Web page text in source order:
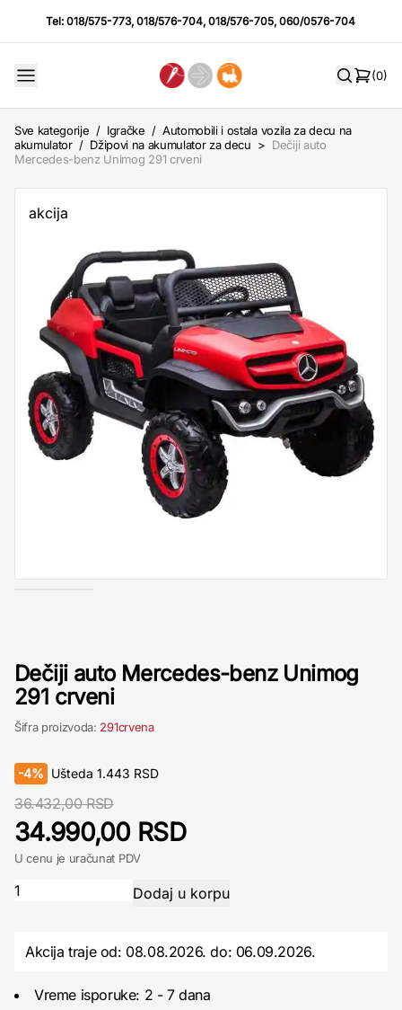
Tel:018/575-773,018/576-704,018/576-705,060/0576-704
(0)
Sve kategorije / Igračke / Automobili i ostala vozila za decu na
akumulator / Džipovi na akumulator za decu > Dečiji auto
Mercedes-benz Unimog 291 crveni
akcija
Dečiji auto Mercedes-benz Unimog
291 crveni
Šifra proizvoda: 291crvena
-4% Ušteda 1.443 RSD
36.432,00 RSD
34.990,00 RSD
U cenu je uračunat PDV
Akcija traje od: 08.08.2026.do: 06.09.2026.
Vreme isporuke: 2 - 7 dana